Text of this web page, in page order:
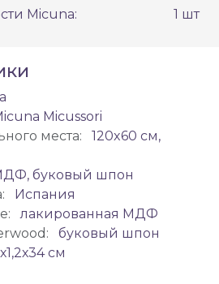
Micuna: 1 шт
Micussori
места:
120x60 см,
буковый шпон
Испания
лакированная МДФ
буковый шпон
см